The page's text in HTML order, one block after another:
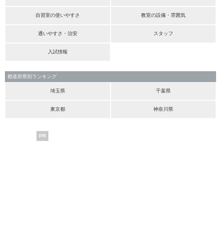
自習室の使いやすさ 教室の設備・雰囲気
通いやすさ・治安 スタッフ
入試情報
都道府県別ランキング
埼玉県 千葉県
東京都 神奈川県
PR